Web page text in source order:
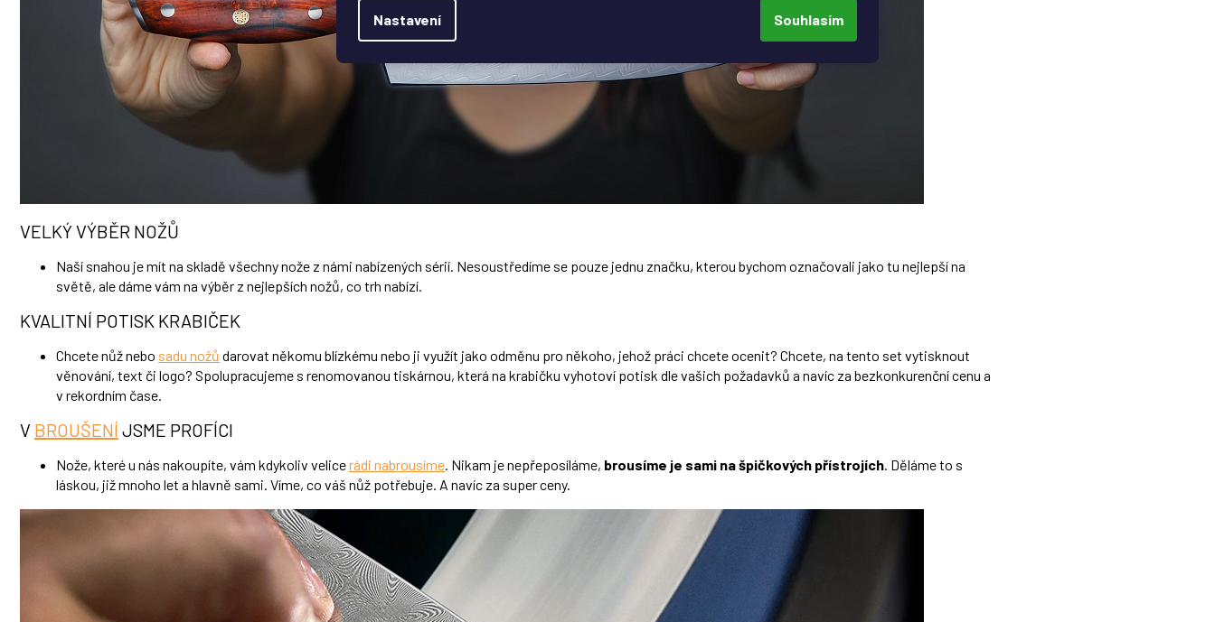
Nastavení Souhlasím
VELKÝ VÝBĚR NOŽŮ
Naší snahou je mít na skladě všechny nože z námi nabízených sérií. Nesoustředíme se pouze jednu značku, kterou bychom označovali jako tu nejlepší na
světě, ale dáme vám na výběr z nejlepších nožů, co trh nabízí.
KVALITNÍ POTISK KRABIČEK
Chcete nůž nebo sadu nožů darovat někomu blízkému nebo ji využít jako odměnu pro někoho, jehož práci chcete ocenit? Chcete, na tento set vytisknout
věnování, text či logo? Spolupracujeme s renomovanou tiskárnou, která na krabičku vyhotoví potisk dle vašich požadavků a navíc za bezkonkurenční cenu a
v rekordním čase.
V BROUŠENÍ JSME PROFÍCI
Nože, které u nás nakoupíte, vám kdykoliv velicerádi nabrousíme. Nikam je nepřeposíláme, brousíme je sami na špičkových přístrojích. Děláme to s
láskou, již mnoho let a hlavně sami. Víme, co váš nůž potřebuje. A navíc za super ceny.